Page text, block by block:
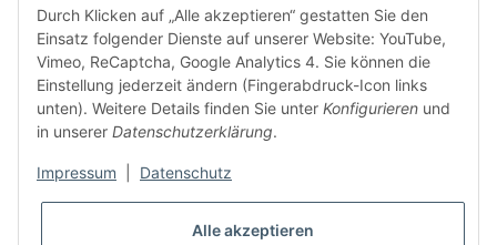
BAKO Logistiksysteme GmbH & Co. KG
Am Gielbrunnen 33
67304 Eisenberg
Telefon: +49 (6351) 12267 0
Mail:info@bako.de
Durch Klicken auf „Alle akzeptieren“ gestatten Sie den
Einsatz folgender Dienste auf unserer Website: YouTube,
Vimeo, ReCaptcha, Google Analytics 4. Sie können die
Einstellung jederzeit ändern (Fingerabdruck-Icon links
unten). Weitere Details finden Sie unter Konfigurieren und
in unserer Datenschutzerklärung.
Impressum Datenschutz
Alle akzeptieren